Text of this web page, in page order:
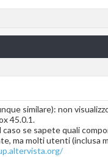
similare): non
45.0.1.
caso se sapete quali
ma molti utenti (inclusa